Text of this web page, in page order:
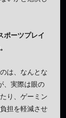
ーツプレイ
は、なんとな
、実際は眼の
り、ゲーミン
担を軽減させ